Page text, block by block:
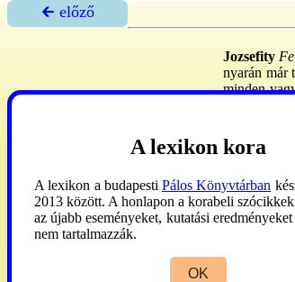
🡰 előző
Jozsefity
nyarán már
minden
~nek s
párthíve.
2978 Ft-ért;
esztergomi
onnan
évben ezt
üres, utóda
1541-49:
A lexikon kora
A lexikon a budapesti Pálos Könyvtárban
2013 között. A honlapon a korabeli
az újabb eseményeket, kutatási
nem tartalmazzák.
OK